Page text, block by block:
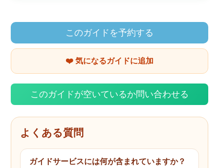
このガイドを予約する
❤️ 気になるガイドに追加
このガイドが空いているか問い合わせる
よくある質問
ガイドサービスには何が含まれていますか？